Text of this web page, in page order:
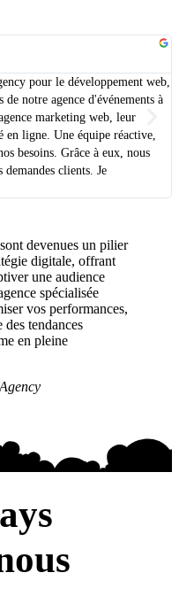
pour le développement web,
notre agence d'événements à
marketing web, leur
en ligne. Une équipe réactive,
besoins. Grâce à eux, nous
clients. Je
devenues un pilier
digitale, offrant
une audience
spécialisée
vos performances,
des tendances
en pleine